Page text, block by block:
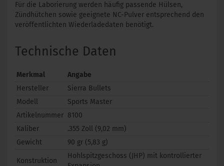
Für die Laborierung werden häufig passende Hülsen,
Zündhütchen sowie geeignete NC-Pulver entsprechend den
veröffentlichten Wiederladedaten benötigt.
Technische Daten
Merkmal
Angabe
Hersteller
Sierra Bullets
Modell
Sports Master
Artikelnummer 8100
Kaliber
.355 Zoll (9,02 mm)
Gewicht
90 gr (5,83 g)
Konstruktion
Hohlspitzgeschoss (JHP) mit kontrollierter